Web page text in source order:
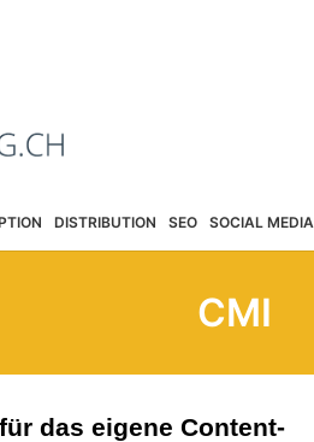
DISTRIBUTION SEO SOCIAL MEDIA
CMI
das eigene Content-